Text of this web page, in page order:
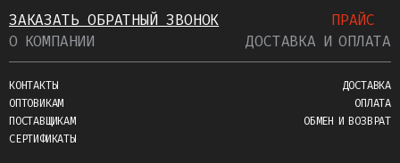
ЗАКАЗАТЬ ОБРАТНЫЙ ЗВОНОК
ПРАЙС
О КОМПАНИИ
КОНТАКТЫ
ОПТОВИКАМ
ПОСТАВЩИКАМ
СЕРТИФИКАТЫ
ДОСТАВКА И ОПЛАТА
ДОСТАВКА
ОПЛАТА
ОБМЕН И ВОЗВРАТ